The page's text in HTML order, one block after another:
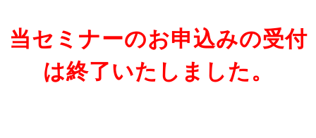
当セミナーのお申込みの受付
は終了いたしました。